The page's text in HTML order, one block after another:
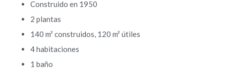
Construido en 1950
2 plantas
140 m² construidos, 120 m² útiles
4 habitaciones
1 baño